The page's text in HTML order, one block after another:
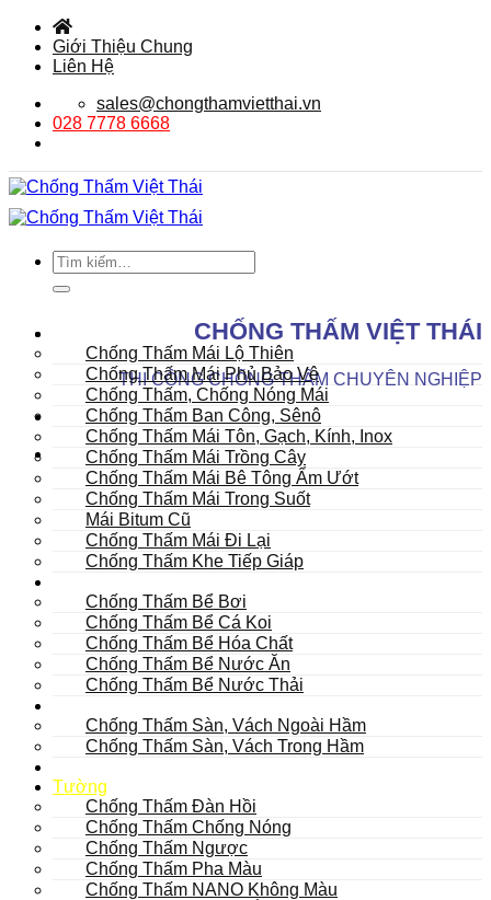
qua
Giới Thiệu Chung
Liên Hệ
sales@chongthamvietthai.vn
028 7778 6668
Tìm
kiếm:
CHỐNG THẤM VIỆT THÁI
THI CÔNG CHỐNG THẤM CHUYÊN NGHIỆP
Chống Thấm Mái Lộ Thiên
Chống Thấm Mái Phủ Bảo Vệ
Chống Thấm, Chống Nóng Mái
Chống Thấm Ban Công, Sênô
Chống Thấm Mái Tôn, Gạch, Kính, Inox
Chống Thấm Mái Trồng Cây
Chống Thấm Mái Bê Tông Ẩm Ướt
Chống Thấm Mái Trong Suốt
Mái Bitum Cũ
Chống Thấm Mái Đi Lại
Chống Thấm Khe Tiếp Giáp
Chống Thấm Bể Bơi
Chống Thấm Bể Cá Koi
Chống Thấm Bể Hóa Chất
Chống Thấm Bể Nước Ăn
Chống Thấm Bể Nước Thải
Chống Thấm Sàn, Vách Ngoài Hầm
Chống Thấm Sàn, Vách Trong Hầm
Tường
Chống Thấm Đàn Hồi
Chống Thấm Chống Nóng
Chống Thấm Ngược
Chống Thấm Pha Màu
Chống Thấm NANO Không Màu